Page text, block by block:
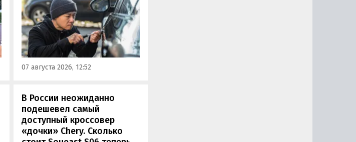
могут доставить
злоумышленникам больше
всего сложностей. Из китайских
машин таковыми сегодня
являются модели Li и BYD,
сообщил в эфире радио РБК
учредитель федерального
07 августа 2026, 12:52
В России неожиданно
подешевел самый
доступный кроссовер
«дочки» Chery. Сколько